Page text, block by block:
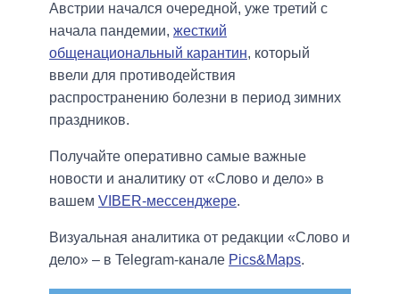
Австрии начался очередной, уже третий с
начала пандемии, жесткий
общенациональный карантин, который
ввели для противодействия
распространению болезни в период зимних
праздников.
Получайте оперативно самые важные
новости и аналитику от «Слово и дело» в
вашем VIBER-мессенджере.
Визуальная аналитика от редакции «Слово и
дело» – в Telegram-канале Pics&Maps.